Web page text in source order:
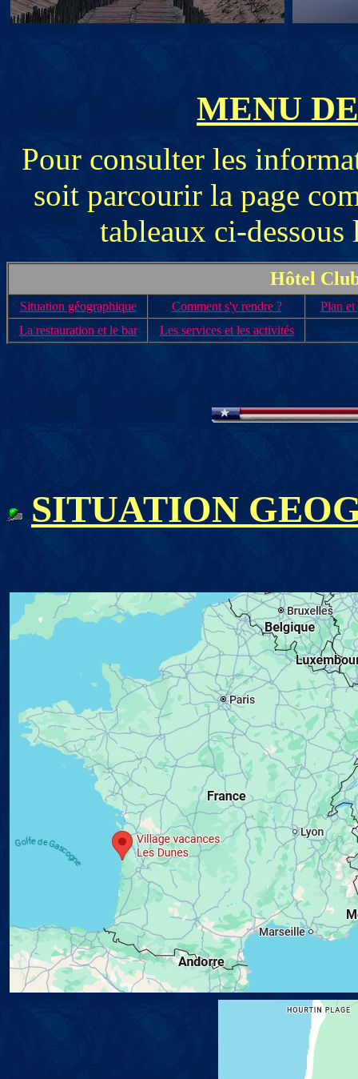
MENU
Pour consulter les
soit parcourir la page
tableaux ci-
Hôtel
Situation géographique Comment s'y rendre ?
Plan et
La restauration et le bar
Les services et les activités
SITUATION